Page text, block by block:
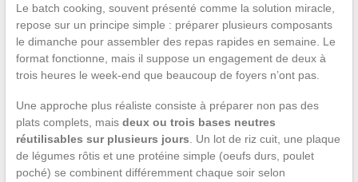
Le batch cooking, souvent présenté comme la solution miracle,
repose sur un principe simple : préparer plusieurs composants
le dimanche pour assembler des repas rapides en semaine. Le
format fonctionne, mais il suppose un engagement de deux à
trois heures le week-end que beaucoup de foyers n’ont pas.
Une approche plus réaliste consiste à préparer non pas des
plats complets, mais deux ou trois bases neutres
réutilisables sur plusieurs jours . Un lot de riz cuit, une plaque
de légumes rôtis et une protéine simple (oeufs durs, poulet
poché) se combinent différemment chaque soir selon